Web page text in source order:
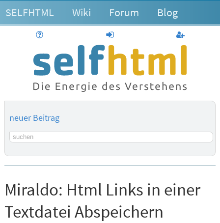
SELFHTML Wiki Forum Blog
anmelden
neuer Beitrag
Suchbegriff
Miraldo: Html Links in einer
Textdatei Abspeichern